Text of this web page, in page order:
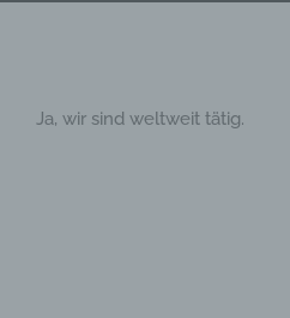
Ja, wir sind weltweit tätig.